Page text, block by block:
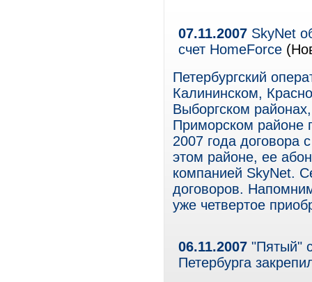
07.11.2007 SkyNet
счет HomeForce
Петербургский
Калининском,
Выборгском
Приморском районе
2007 года договора
этом районе, ее
компанией SkyNet.
договоров.
уже четвертое
06.11.2007 "Пятый"
Петербурга